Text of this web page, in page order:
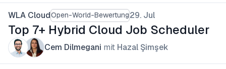
WLA CloudOpen-World-Bewertung29. Jul
Top 7+ Hybrid Cloud Job Scheduler
Cem Dilmegani mit Hazal Şimşek